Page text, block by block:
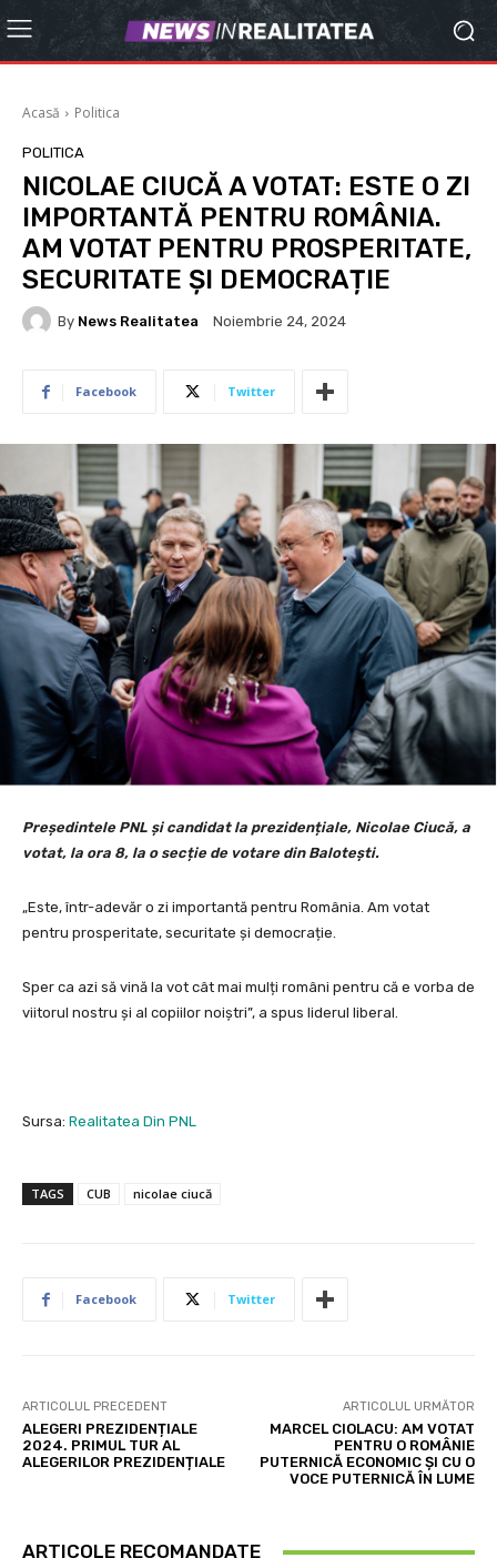
Acasă Politica
POLITICA
NICOLAE CIUCĂ A VOTAT: ESTE O ZI
IMPORTANTĂ PENTRU ROMÂNIA.
AM VOTAT PENTRU PROSPERITATE,
SECURITATE ȘI DEMOCRAȚIE
By News Realitatea Noiembrie 24, 2024
Facebook Twitter
Președintele PNL și candidat la prezidențiale, Nicolae Ciucă, a
votat, la ora 8, la o secție de votare din Balotești.
„Este, într-adevăr o zi importantă pentru România. Am votat
pentru prosperitate, securitate și democrație.
Sper ca azi să vină la vot cât mai mulți români pentru că e vorba de
viitorul nostru și al copiilor noiștri”, a spus liderul liberal.
Sursa: Realitatea Din PNL
TAGS CUB nicolae ciucă
Facebook Twitter
ARTICOLUL PRECEDENT
ALEGERI PREZIDENȚIALE
2024. PRIMUL TUR AL
ALEGERILOR PREZIDENȚIALE
ARTICOLUL URMĂTOR
MARCEL CIOLACU: AM VOTAT
PENTRU O ROMÂNIE
PUTERNICĂ ECONOMIC ȘI CU O
VOCE PUTERNICĂ ÎN LUME
ARTICOLE RECOMANDATE